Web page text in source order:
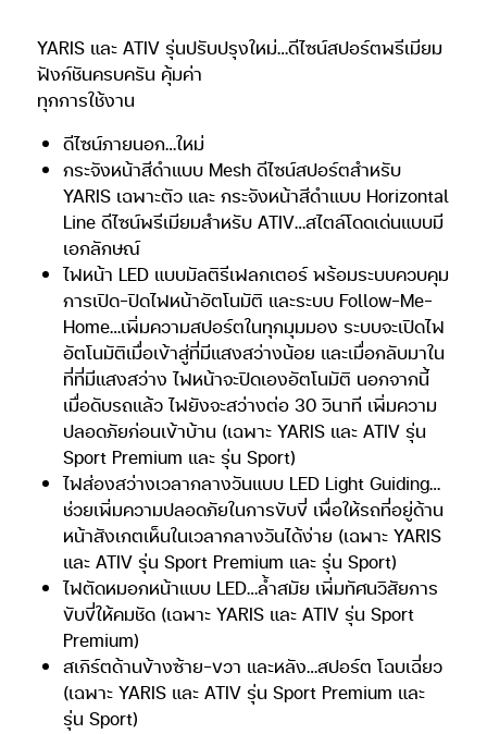
YARIS และ ATIV รุ่นปรับปรุงใหม่…ดีไซน์สปอร์ตพรีเมียม
ฟังก์ชันครบครัน คุ้มค่า
ทุกการใช้งาน
ดีไซน์ภายนอก…ใหม่
กระจังหน้าสีดำแบบ Mesh ดีไซน์สปอร์ตสำหรับ
YARIS เฉพาะตัว และ กระจังหน้าสีดำแบบ Horizontal
Line ดีไซน์พรีเมียมสำหรับ ATIV…สไตล์โดดเด่นแบบมี
เอกลักษณ์
ไฟหน้า LED แบบมัลติรีเฟลกเตอร์ พร้อมระบบควบคุม
การเปิด-ปิดไฟหน้าอัตโนมัติ และระบบ Follow-Me-
Home…เพิ่มความสปอร์ตในทุกมุมมอง ระบบจะเปิดไฟ
อัตโนมัติเมื่อเข้าสู่ที่มีแสงสว่างน้อย และเมื่อกลับมาใน
ที่ที่มีแสงสว่าง ไฟหน้าจะปิดเองอัตโนมัติ นอกจากนี้
เมื่อดับรถแล้ว ไฟยังจะสว่างต่อ 30 วินาที เพิ่มความ
ปลอดภัยก่อนเข้าบ้าน (เฉพาะ YARIS และ ATIV รุ่น
Sport Premium และ รุ่น Sport)
ไฟส่องสว่างเวลากลางวันแบบ LED Light Guiding…
ช่วยเพิ่มความปลอดภัยในการขับขี่ เพื่อให้รถที่อยู่ด้าน
หน้าสังเกตเห็นในเวลากลางวันได้ง่าย (เฉพาะ YARIS
และ ATIV รุ่น Sport Premium และ รุ่น Sport)
ไฟตัดหมอกหน้าแบบ LED…ล้ำสมัย เพิ่มทัศนวิสัยการ
ขับขี่ให้คมชัด (เฉพาะ YARIS และ ATIV รุ่น Sport
Premium)
สเกิร์ตด้านข้างซ้าย-ขวา และหลัง…สปอร์ต โฉบเฉี่ยว
(เฉพาะ YARIS และ ATIV รุ่น Sport Premium และ
รุ่น Sport)